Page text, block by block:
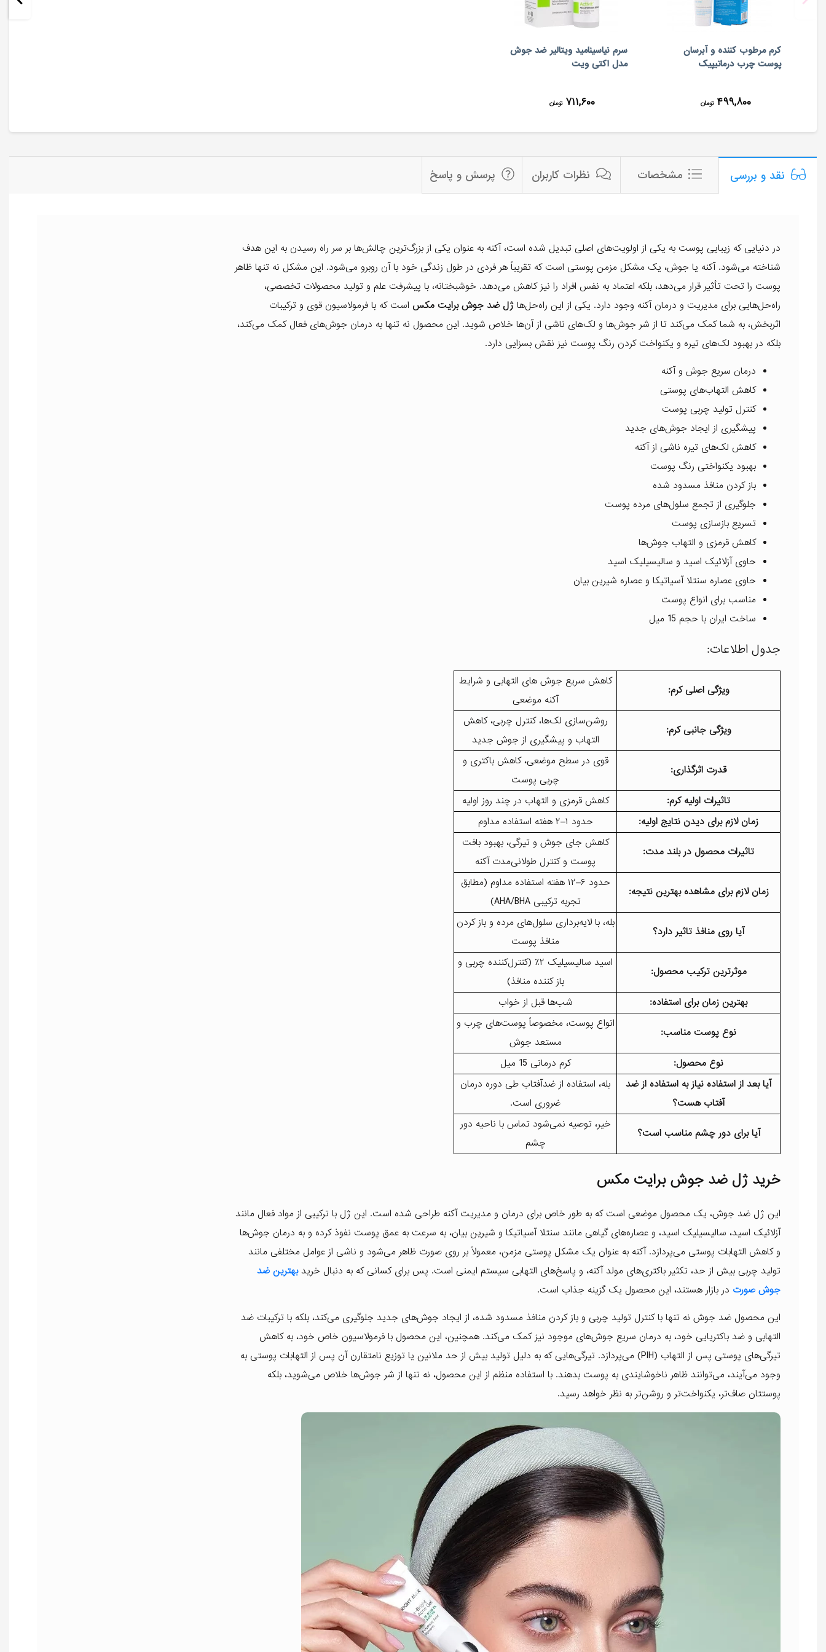
کرم مرطوب کننده و آبرسان
پوست چرب درماتيپيک
۴۹۹,۸۰۰ تومان
سرم نیاسینامید ویتالیر ضد جوش
مدل اکتی ویت
۷۱۱,۶۰۰ تومان
نقد و بررسی مشخصات نظرات کاربران پرسش و پاسخ
در دنیایی که زیبایی پوست به یکی از اولویت‌های اصلی تبدیل شده است، آکنه به عنوان یکی از بزرگ‌ترین چالش‌ها بر سر راه رسیدن به این هدف
شناخته می‌شود. آکنه یا جوش، یک مشکل مزمن پوستی است که تقریباً هر فردی در طول زندگی خود با آن روبرو می‌شود. این مشکل نه تنها ظاهر
پوست را تحت تأثیر قرار می‌دهد، بلکه اعتماد به نفس افراد را نیز کاهش می‌دهد. خوشبختانه، با پیشرفت علم و تولید محصولات تخصصی،
راه‌حل‌هایی برای مدیریت و درمان آکنه وجود دارد. یکی از این راه‌حل‌ها ژل ضد جوش برایت مکس است که با فرمولاسیون قوی و ترکیبات
اثربخش، به شما کمک می‌کند تا از شر جوش‌ها و لک‌های ناشی از آن‌ها خلاص شوید. این محصول نه تنها به درمان جوش‌های فعال کمک می‌کند،
بلکه در بهبود لک‌های تیره و یکنواخت کردن رنگ پوست نیز نقش بسزایی دارد.
درمان سریع جوش و آکنه
کاهش التهاب‌های پوستی
کنترل تولید چربی پوست
پیشگیری از ایجاد جوش‌های جدید
کاهش لک‌های تیره ناشی از آکنه
بهبود یکنواختی رنگ پوست
باز کردن منافذ مسدود شده
جلوگیری از تجمع سلول‌های مرده پوست
تسریع بازسازی پوست
کاهش قرمزی و التهاب جوش‌ها
حاوی آزلائیک اسید و سالیسیلیک اسید
حاوی عصاره سنتلا آسیاتیکا و عصاره شیرین بیان
مناسب برای انواع پوست
ساخت ایران با حجم 15 میل
جدول اطلاعات:
ویژگی اصلی کرم:
کاهش سریع جوش ‌های التهابی و شرایط
آکنه موضعی
ویژگی جانبی کرم:
روشن‌سازی لک‌ها، کنترل چربی، کاهش
التهاب و پیشگیری از جوش جدید
قدرت اثرگذاری:
قوی در سطح موضعی، کاهش باکتری و
چربی پوست
تاثیرات اولیه کرم:
کاهش قرمزی و التهاب در چند روز اولیه
زمان لازم برای دیدن نتایج اولیه:
حدود ۱–۲ هفته استفاده مداوم
تاثیرات محصول در بلند مدت:
کاهش جای جوش و تیرگی، بهبود بافت
پوست و کنترل طولانی‌مدت آکنه
زمان لازم برای مشاهده بهترین نتیجه:
حدود ۶–۱۲ هفته استفاده مداوم (مطابق
تجربه ترکیبی AHA/BHA)
آیا روی منافذ تاثیر دارد؟
بله، با لایه‌برداری سلول‌های مرده و باز کردن
منافذ پوست
موثرترین ترکیب محصول:
اسید سالیسیلیک ۲٪ (کنترل‌کننده چربی و
باز کننده منافذ)
بهترین زمان برای استفاده:
شب‌ها قبل از خواب
نوع پوست مناسب:
انواع پوست، مخصوصاً پوست‌های چرب و
مستعد جوش
نوع محصول:
کرم درمانی 15 میل
آیا بعد از استفاده نیاز به استفاده از ضد
آفتاب هست؟
بله، استفاده از ضدآفتاب طی دوره درمان
ضروری است.
آیا برای دور چشم مناسب است؟
خیر، توصیه نمی‌شود تماس با ناحیه دور
چشم
خرید ژل ضد جوش برایت مکس
این ژل ضد جوش، یک محصول موضعی است که به طور خاص برای درمان و مدیریت آکنه طراحی شده است. این ژل با ترکیبی از مواد فعال مانند
آزلائیک اسید، سالیسیلیک اسید، و عصاره‌های گیاهی مانند سنتلا آسیاتیکا و شیرین بیان، به سرعت به عمق پوست نفوذ کرده و به درمان جوش‌ها
و کاهش التهابات پوستی می‌پردازد. آکنه به عنوان یک مشکل پوستی مزمن، معمولاً بر روی صورت ظاهر می‌شود و ناشی از عوامل مختلفی مانند
تولید چربی بیش از حد، تکثیر باکتری‌های مولد آکنه، و پاسخ‌های التهابی سیستم ایمنی است. پس برای کسانی که به دنبال خریدبهترین ضد
جوش صورت در بازار هستند، این محصول یک گزینه جذاب است.
این محصول ضد جوش نه تنها با کنترل تولید چربی و باز کردن منافذ مسدود شده، از ایجاد جوش‌های جدید جلوگیری می‌کند، بلکه با ترکیبات ضد
التهابی و ضد باکتریایی خود، به درمان سریع جوش‌های موجود نیز کمک می‌کند. همچنین، این محصول با فرمولاسیون خاص خود، به کاهش
تیرگی‌های پوستی پس از التهاب (PIH) می‌پردازد. تیرگی‌هایی که به دلیل تولید بیش از حد ملانین یا توزیع نامتقارن آن پس از التهابات پوستی به
وجود می‌آیند، می‌توانند ظاهر ناخوشایندی به پوست بدهند. با استفاده منظم از این محصول، نه تنها از شر جوش‌ها خلاص می‌شوید، بلکه
پوستتان صاف‌تر، یکنواخت‌تر و روشن‌تر به نظر خواهد رسید.